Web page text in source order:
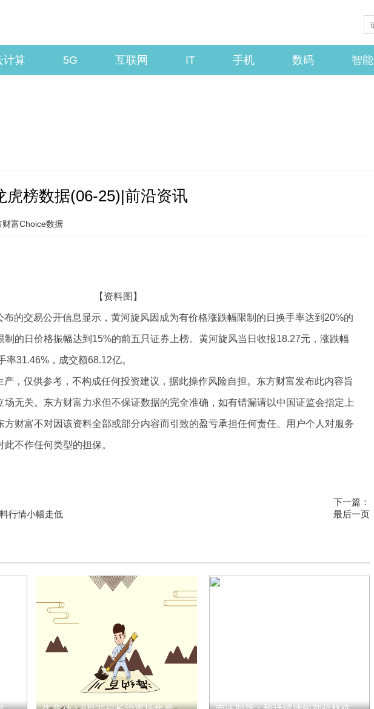
计算 5G 互联网 IT 手机 数码 智能
虎榜数据(06-25)|前沿资讯
财富Choice数据
【资料图】
的交易公开信息显示，黄河旋风因成为有价格涨跌幅限制的日换手率达到20%的
制的日价格振幅达到15%的前五只证券上榜。黄河旋风当日收报18.27元，涨跌幅
31.46%，成交额68.12亿。
产，仅供参考，不构成任何投资建议，据此操作风险自担。东方财富发布此内容旨
无关。东方财富力求但不保证数据的完全准确，如有错漏请以中国证监会指定上
方财富不对因该资料全部或部分内容而引致的盈亏承担任何责任。用户个人对服务
不作任何类型的担保。
行情小幅走低
下一篇：
最后一页